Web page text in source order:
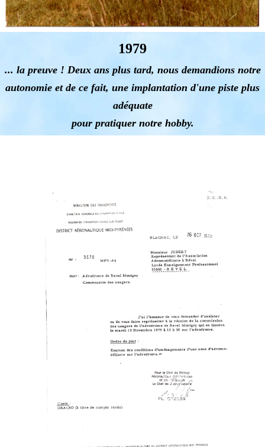
1979
... la preuve ! Deux ans plus tard, nous demandions notre
autonomie et de ce fait, une implantation d'une piste plus
adéquate
pour pratiquer notre hobby.